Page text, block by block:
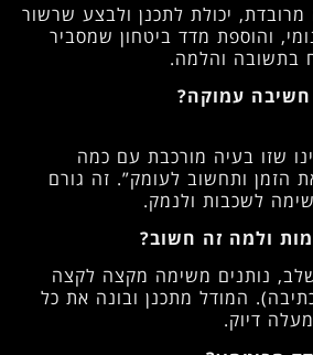
יכולת לתכנן ולבצע שרשור
והוספת מדד ביטחון שמסביר
בתשובה והלמה.
עמוקה?
שזו בעיה מורכבת עם כמה
הזמן ותחשוב לעומק”. זה גורם
לשכבות ולנמק.
ולמה זה חשוב?
נותנים משימה מקצה לקצה
המודל מתכנן ובונה את כל
דיוק.